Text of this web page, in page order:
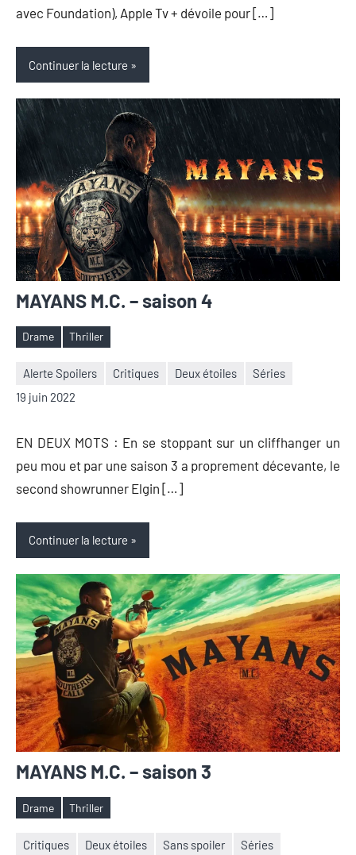
avec Foundation), Apple Tv + dévoile pour […]
Continuer la lecture
MAYANS M.C. – saison 4
Étiquettes
Drame Thriller
Alerte Spoilers Critiques Deux étoiles
Séries
19 juin 2022
Nicolas
1
EN DEUX MOTS : En se stoppant sur un cliffhanger un
peu mou et par une saison 3 a proprement décevante, le
second showrunner Elgin […]
Continuer la lecture
MAYANS M.C. – saison 3
Étiquettes
Drame Thriller
Critiques Deux étoiles Sans spoiler
Séries